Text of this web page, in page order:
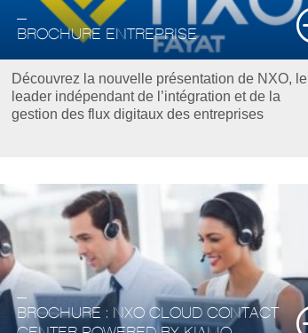
BROCHURE ENTREPRISE
Découvrez la nouvelle présentation de NXO, le
leader indépendant de l’intégration et de la
gestion des flux digitaux des entreprises
BROCHURE : NXO CLOUD CONTACT